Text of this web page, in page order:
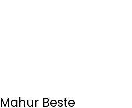
Mahur Beste